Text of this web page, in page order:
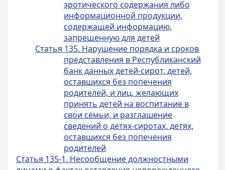
эротического содержания либо
информационной продукции,
содержащей информацию,
запрещенную для детей
Статья 135. Нарушение порядка и сроков
представления в Республиканский
банк данных детей-сирот, детей,
оставшихся без попечения
родителей, и лиц, желающих
принять детей на воспитание в
свои семьи, и разглашение
сведений о детях-сиротах, детях,
оставшихся без попечения
родителей
Статья 135-1. Несообщение должностными